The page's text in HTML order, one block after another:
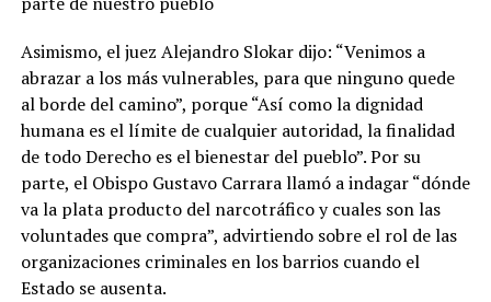
Asimismo, el juez Alejandro Slokar dijo: “Venimos a
abrazar a los más vulnerables, para que ninguno quede
al borde del camino”, porque “Así como la dignidad
humana es el límite de cualquier autoridad, la finalidad
de todo Derecho es el bienestar del pueblo”. Por su
parte, el Obispo Gustavo Carrara llamó a indagar “dónde
va la plata producto del narcotráfico y cuales son las
voluntades que compra”, advirtiendo sobre el rol de las
organizaciones criminales en los barrios cuando el
Estado se ausenta.